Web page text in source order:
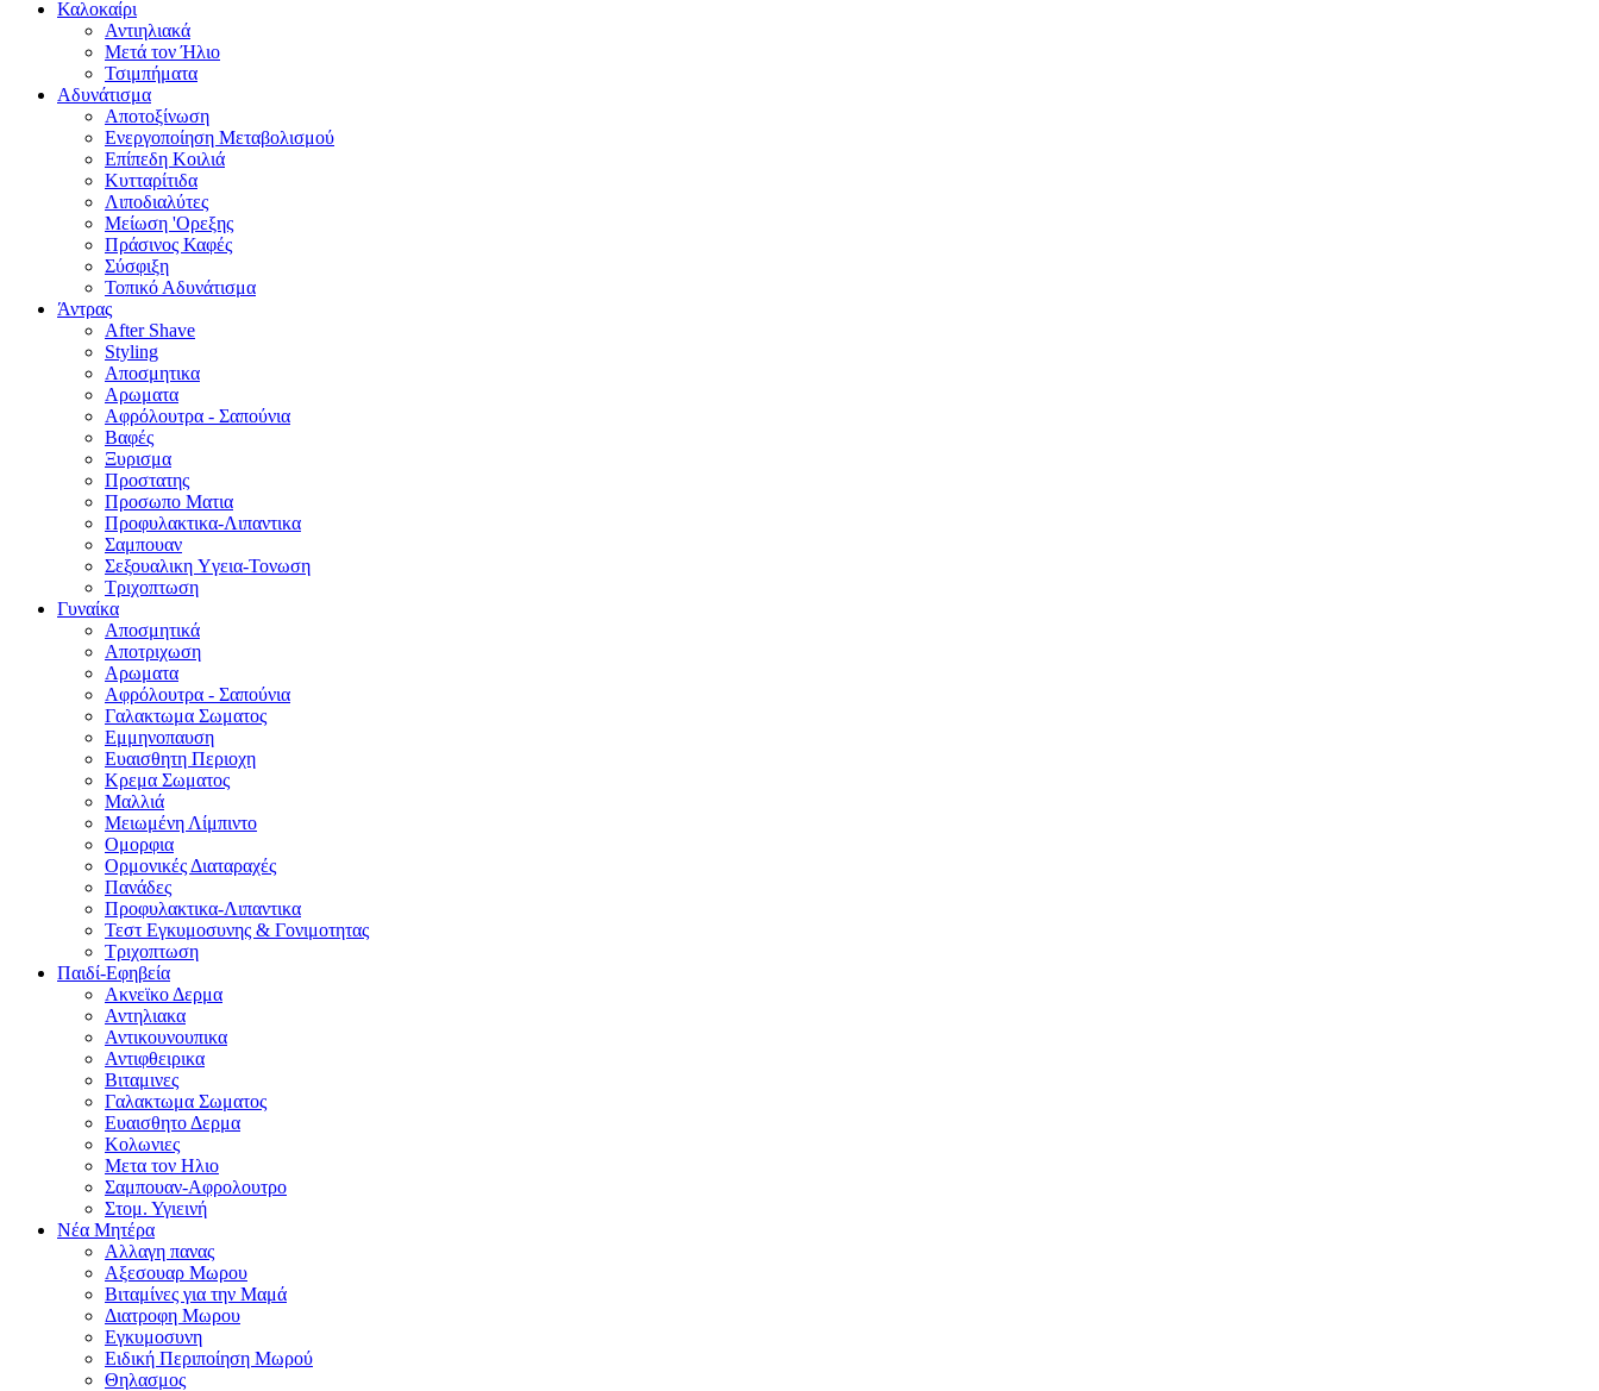
Καλοκαίρι
Αντιηλιακά
Μετά τον Ήλιο
Τσιμπήματα
Αδυνάτισμα
Αποτοξίνωση
Ενεργοποίηση Μεταβολισμού
Επίπεδη Κοιλιά
Κυτταρίτιδα
Λιποδιαλύτες
Μείωση 'Ορεξης
Πράσινος Καφές
Σύσφιξη
Τοπικό Αδυνάτισμα
Άντρας
After Shave
Styling
Αποσμητικα
Αρωματα
Αφρόλουτρα - Σαπούνια
Βαφές
Ξυρισμα
Προστατης
Προσωπο Ματια
Προφυλακτικα-Λιπαντικα
Σαμπουαν
Σεξουαλικη Yγεια-Τονωση
Τριχοπτωση
Γυναίκα
Αποσμητικά
Αποτριχωση
Αρωματα
Αφρόλουτρα - Σαπούνια
Γαλακτωμα Σωματος
Εμμηνοπαυση
Ευαισθητη Περιοχη
Κρεμα Σωματος
Μαλλιά
Μειωμένη Λίμπιντο
Ομορφια
Ορμονικές Διαταραχές
Πανάδες
Προφυλακτικα-Λιπαντικα
Τεστ Εγκυμοσυνης & Γονιμοτητας
Τριχοπτωση
Παιδί-Εφηβεία
Ακνεϊκο Δερμα
Αντηλιακα
Αντικουνουπικα
Αντιφθειρικα
Βιταμινες
Γαλακτωμα Σωματος
Ευαισθητο Δερμα
Κολωνιες
Μετα τον Ηλιο
Σαμπουαν-Αφρολουτρο
Στομ. Υγιεινή
Νέα Μητέρα
Αλλαγη πανας
Αξεσουαρ Μωρου
Βιταμίνες για την Μαμά
Διατροφη Μωρου
Εγκυμοσυνη
Ειδική Περιποίηση Μωρού
Θηλασμος